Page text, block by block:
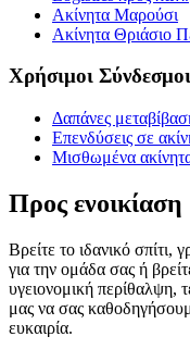
Ακίνητα Μαρούσι
Ακίνητα Θριάσιο
Χρήσιμοι Σύνδεσμοι
Δαπάνες
Επενδύσεις σε
Μισθωμένα
Προς ενοικίαση
Βρείτε το ιδανικό σπίτι,
για την ομάδα σας ή
υγειονομική περίθαλψη,
μας να σας
ευκαιρία.